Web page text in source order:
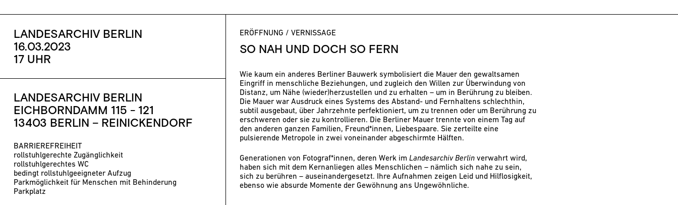
LANDESARCHIV BERLIN
16.03.2023
17 UHR
LANDESARCHIV BERLIN
EICHBORNDAMM 115 - 121
13403 BERLIN – REINICKENDORF
BARRIEREFREIHEIT
rollstuhlgerechte Zugänglichkeit
rollstuhlgerechtes WC
bedingt rollstuhlgeeigneter Aufzug
Parkmöglichkeit für Menschen mit Behinderung
Parkplatz
ERÖFFNUNG / VERNISSAGE
SO NAH UND DOCH SO FERN
Wie kaum ein anderes Berliner Bauwerk symbolisiert die Mauer den gewaltsamen
Eingriff in menschliche Beziehungen, und zugleich den Willen zur Überwindung von
Distanz, um Nähe (wieder)herzustellen und zu erhalten – um in Berührung zu bleiben.
Die Mauer war Ausdruck eines Systems des Abstand- und Fernhaltens schlechthin,
subtil ausgebaut, über Jahrzehnte perfektioniert, um zu trennen oder um Berührung zu
erschweren oder sie zu kontrollieren. Die Berliner Mauer trennte von einem Tag auf
den anderen ganzen Familien, Freund*innen, Liebespaare. Sie zerteilte eine
pulsierende Metropole in zwei voneinander abgeschirmte Hälften.
Generationen von Fotograf*innen, deren Werk im Landesarchiv Berlinverwahrt wird,
haben sich mit dem Kernanliegen alles Menschlichen – nämlich sich nahe zu sein,
sich zu berühren – auseinandergesetzt. Ihre Aufnahmen zeigen Leid und Hilflosigkeit,
ebenso wie absurde Momente der Gewöhnung ans Ungewöhnliche.